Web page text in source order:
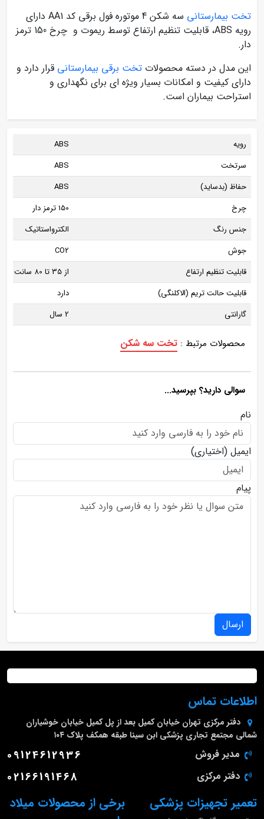
تخت بیمارستانی
سه شکن 4 موتوره فول برقی کد AA1 دارای
رویه ABS، قابلیت تنظیم ارتفاع توسط ریموت و چرخ 150 ترمز
دار.
این مدل در دسته محصولات تخت برقی بیمارستانی قرار دارد و
دارای کیفیت و امکانات بسیار ویژه ای برای نگهداری و
استراحت بیماران است.
رویه
ABS
سرتخت
ABS
حفاظ (بدساید)
ABS
چرخ
150 ترمز دار
جنس رنگ
الکترواستاتیک
جوش
CO2
قابلیت تنظیم ارتفاع
از 35 تا 80 سانت
قابلیت حالت تریم (الاکلنگی)
دارد
گارانتی
2 سال
محصولات مرتبط : تخت سه شکن
سوالی دارید؟ بپرسید...
نام
ایمیل (اختیاری)
پیام
ارسال
برخی از محصولات میلاد
تعمیر تجهیزات پزشکی
اطلاعات تماس
دفتر مرکزی تهران خیابان کمیل بعد از پل کمیل خیابان خوشیاران
شمالی مجتمع تجاری پزشکی ابن سینا طبقه همکف پلاک ۱۰۴
مدیر فروش 09124612936
دفتر مرکزی 02166191468